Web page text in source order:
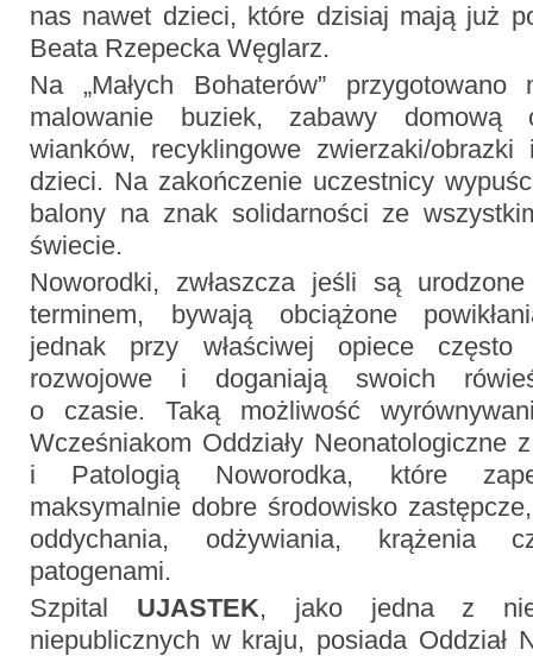
nas nawet dzieci, które dzisiaj mają już
Beata Rzepecka Węglarz.
Na „Małych Bohaterów”
malowanie buziek, zabawy domową
wianków, recyklingowe zwierzaki/
dzieci. Na zakończenie uczestnicy
balony na znak solidarności ze
świecie.
Noworodki, zwłaszcza jeśli są
terminem, bywają obciążone
jednak przy właściwej opiece często
rozwojowe i doganiają swoich
o czasie. Taką możliwość
Wcześniakom Oddziały Neonatologiczne
i Patologią Noworodka, które
maksymalnie dobre środowisko
oddychania, odżywiania, krążenia
patogenami.
Szpital UJASTEK, jako jedna z
niepublicznych w kraju, posiada Oddział